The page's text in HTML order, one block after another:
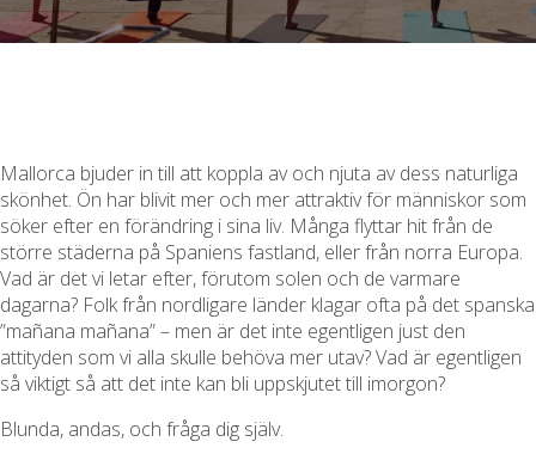
Mallorca bjuder in till att koppla av och njuta av dess naturliga
skönhet. Ön har blivit mer och mer attraktiv för människor som
söker efter en förändring i sina liv. Många flyttar hit från de
större städerna på Spaniens fastland, eller från norra Europa.
Vad är det vi letar efter, förutom solen och de varmare
dagarna? Folk från nordligare länder klagar ofta på det spanska
”mañana mañana” – men är det inte egentligen just den
attityden som vi alla skulle behöva mer utav? Vad är egentligen
så viktigt så att det inte kan bli uppskjutet till imorgon?
Blunda, andas, och fråga dig själv.